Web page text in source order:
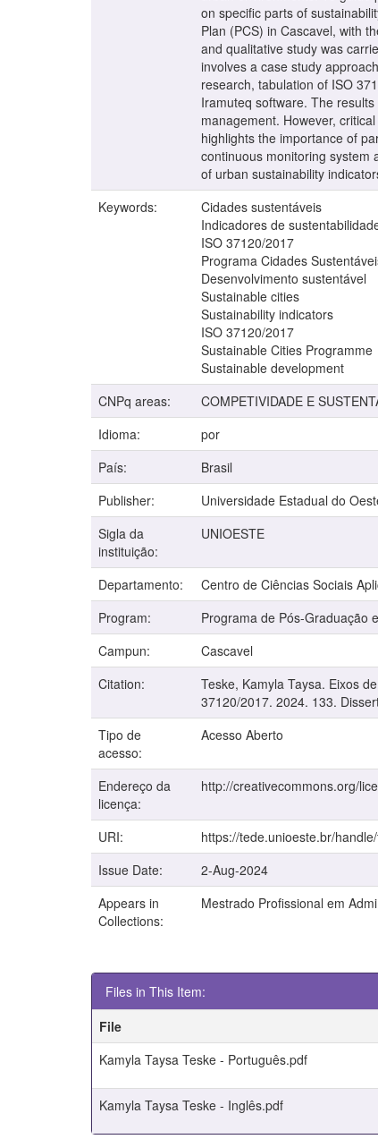
on specific parts of
Plan (PCS) in Cascavel, with
and qualitative study was
involves a case study
research, tabulation of ISO
Iramuteq software. The
management. However,
highlights the importance of
continuous monitoring system
of urban sustainability
Keywords:
Cidades sustentáveis
Indicadores de
ISO 37120/2017
Programa Cidades
Desenvolvimento sustentável
Sustainable cities
Sustainability indicators
ISO 37120/2017
Sustainable Cities Programme
Sustainable development
CNPq areas:
COMPETIVIDADE E
Idioma:
por
País:
Brasil
Publisher:
Universidade Estadual do
Sigla da
instituição:
UNIOESTE
Departamento:
Centro de Ciências Sociais
Program:
Programa de Pós-Graduação
Campun:
Cascavel
Citation:
Teske, Kamyla Taysa. Eixos
37120/2017. 2024. 133.
Tipo de
acesso:
Acesso Aberto
Endereço da
licença:
http://creativecommons.org/
URI:
https://tede.unioeste.br/
Issue Date:
2-Aug-2024
Appears in
Collections:
Mestrado Profissional em
Files in This Item:
File
Kamyla Taysa Teske - Português.pdf
Kamyla Taysa Teske - Inglês.pdf